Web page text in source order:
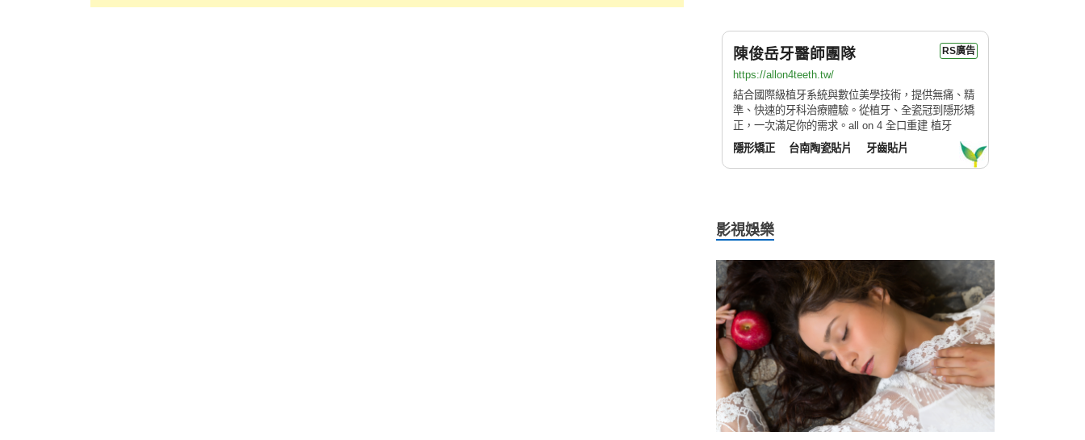
陳俊岳牙醫師團隊 RS廣告
https://allon4teeth.tw/
結合國際級植牙系統與數位美學技術，提供無痛、精
準、快速的牙科治療體驗。從植牙、全瓷冠到隱形矯
正，一次滿足你的需求。all on 4 全口重建 植牙
隱形矯正
台南陶瓷貼片 牙齒貼片
影視娛樂